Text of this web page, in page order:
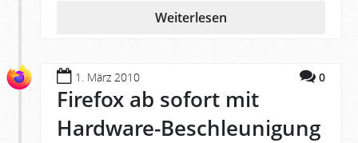
Weiterlesen
1. März 2010 0
Firefox ab sofort mit
Hardware-Beschleunigung